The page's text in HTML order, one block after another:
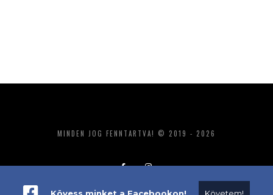
MINDEN JOG FENNTARTVA! © 2019 - 2026